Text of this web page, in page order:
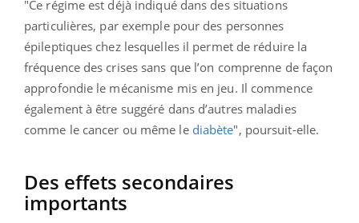
"Ce régime est déjà indiqué dans des situations
particulières, par exemple pour des personnes
épileptiques chez lesquelles il permet de réduire la
fréquence des crises sans que l’on comprenne de façon
approfondie le mécanisme mis en jeu. Il commence
également à être suggéré dans d’autres maladies
comme le cancer ou même le diabète", poursuit-elle.
Des effets secondaires
importants